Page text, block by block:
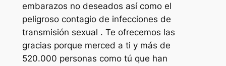
embarazos no deseados así como el
peligroso contagio de infecciones de
transmisión sexual . Te ofrecemos las
gracias porque merced a ti y más de
520.000 personas como tú que han